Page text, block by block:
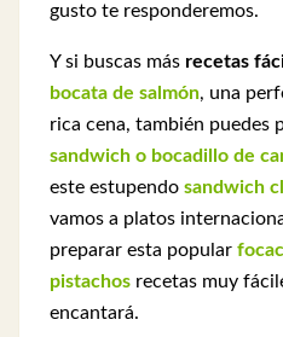
gusto te responderemos.
Y si buscas más recetas
bocata de salmón, una
rica cena, también puedes
sandwich o bocadillo de
este estupendo sandwich
vamos a platos
preparar esta popular
pistachos recetas muy
encantará.